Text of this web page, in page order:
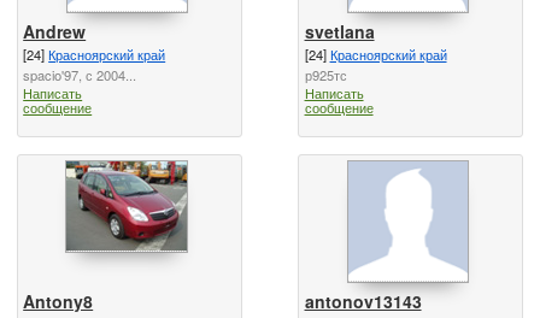
Andrew
[24]Красноярский край
spacio'97, с 2004...
Написать
сообщение
svetlana
[24]Красноярский край
р925тс
Написать
сообщение
Antony8 antonov13143